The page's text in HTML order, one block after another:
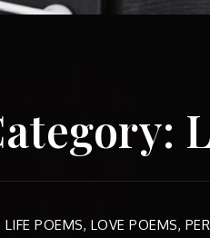
LIFE POEMS, LOVE POEMS,